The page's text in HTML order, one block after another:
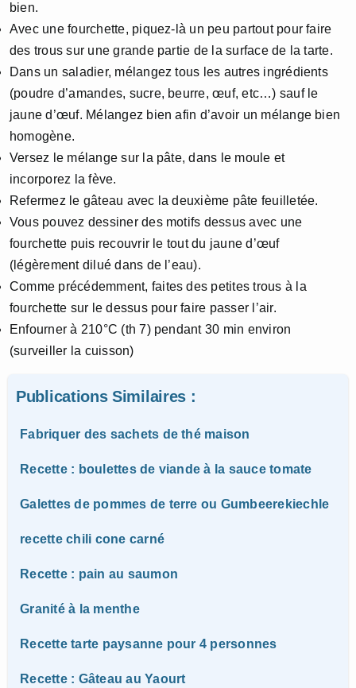
bien.
Avec une fourchette, piquez-là un peu partout pour faire
des trous sur une grande partie de la surface de la tarte.
Dans un saladier, mélangez tous les autres ingrédients
(poudre d’amandes, sucre, beurre, œuf, etc…) sauf le
jaune d’œuf. Mélangez bien afin d’avoir un mélange bien
homogène.
Versez le mélange sur la pâte, dans le moule et
incorporez la fève.
Refermez le gâteau avec la deuxième pâte feuilletée.
Vous pouvez dessiner des motifs dessus avec une
fourchette puis recouvrir le tout du jaune d’œuf
(légèrement dilué dans de l’eau).
Comme précédemment, faites des petites trous à la
fourchette sur le dessus pour faire passer l’air.
Enfourner à 210°C (th 7) pendant 30 min environ
(surveiller la cuisson)
Publications Similaires :
Fabriquer des sachets de thé maison
Recette : boulettes de viande à la sauce tomate
Galettes de pommes de terre ou Gumbeerekiechle
recette chili cone carné
Recette : pain au saumon
Granité à la menthe
Recette tarte paysanne pour 4 personnes
Recette : Gâteau au Yaourt